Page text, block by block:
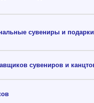
сувениры и подарки
сувениров и